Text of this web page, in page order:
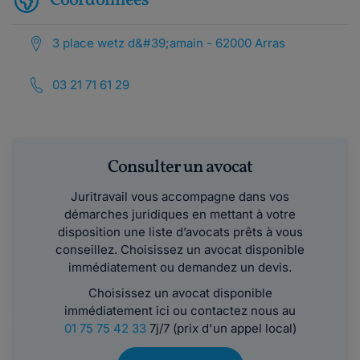
3 place wetz d&#39;amain - 62000 Arras
03 21 71 61 29
Consulter un avocat
Juritravail vous accompagne dans vos
démarches juridiques en mettant à votre
disposition une liste d’avocats prêts à vous
conseillez. Choisissez un avocat disponible
immédiatement ou demandez un devis.
Choisissez un avocat disponible
immédiatement ici ou contactez nous au
01 75 75 42 337j/7 (prix d'un appel local)